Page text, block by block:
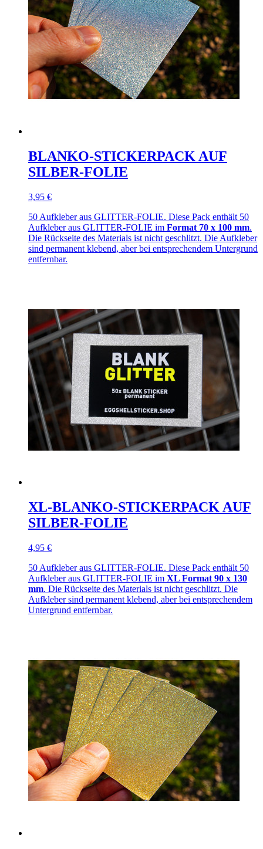
BLANKO-STICKERPACK AUF
SILBER-FOLIE
3,95 €
50 Aufkleber aus GLITTER-FOLIE. Diese Pack enthält 50
Aufkleber aus GLITTER-FOLIE im Format 70 x 100 mm.
Die Rückseite des Materials ist nicht geschlitzt. Die Aufkleber
sind permanent klebend, aber bei entsprechendem Untergrund
entfernbar.
XL-BLANKO-STICKERPACK AUF
SILBER-FOLIE
4,95 €
50 Aufkleber aus GLITTER-FOLIE. Diese Pack enthält 50
Aufkleber aus GLITTER-FOLIE im XL Format 90 x 130
mm. Die Rückseite des Materials ist nicht geschlitzt. Die
Aufkleber sind permanent klebend, aber bei entsprechendem
Untergrund entfernbar.